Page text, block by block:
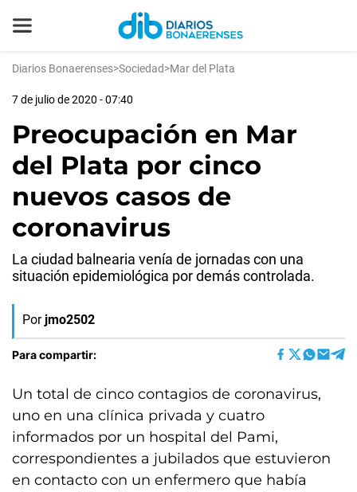
Diarios Bonaerenses>Sociedad>Mar del Plata
7 de julio de 2020 - 07:40
Preocupación en Mar
del Plata por cinco
nuevos casos de
coronavirus
La ciudad balnearia venía de jornadas con una
situación epidemiológica por demás controlada.
Por jmo2502
Para compartir:
Un total de cinco contagios de coronavirus,
uno en una clínica privada y cuatro
informados por un hospital del Pami,
correspondientes a jubilados que estuvieron
en contacto con un enfermero que había